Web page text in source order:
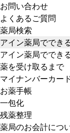
お問い合わせ
よくあるご質問
薬局検索
アイン薬局ででき
アイン薬局ででき
薬を受け取るまで
マイナンバーカー
お薬手帳
一包化
残薬整理
薬局のお会計につ